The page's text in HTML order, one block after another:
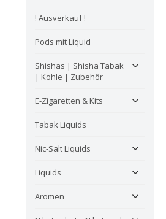
! Ausverkauf !
Pods mit Liquid
Shishas | Shisha Tabak
| Kohle | Zubehör
E-Zigaretten & Kits
Tabak Liquids
Nic-Salt Liquids
Liquids
Aromen